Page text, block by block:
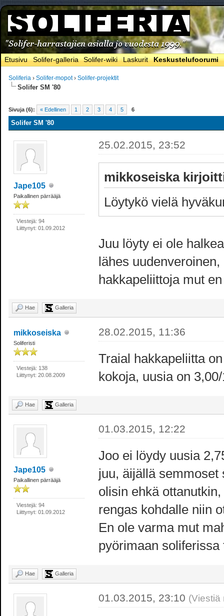
Etusivu Solifer-galleria Solifer-wiki Laskurit Keskustelufoorumi
Soliferia ›Solifer-mopot›Solifer-projektit
Solifer SM '80
Sivuja (6): « Edellinen 1 2 3 4 5 6
Solifer SM '80
Jape105
Paikallinen pärrääjä
Viestejä: 94
Liittynyt: 01.09.2012
25.02.2015, 23:52
mikkoseiska
Löytykö vielä
Juu löyty ei ole
lähes
hakkapeliittoja mut
Hae Galleria
mikkoseiska
Soliferisti
Viestejä: 138
Liittynyt: 20.08.2009
28.02.2015, 11:36
Traial hakkapeliitta
kokoja, uusia on
Hae Galleria
Jape105
Paikallinen pärrääjä
Viestejä: 94
Liittynyt: 01.09.2012
01.03.2015, 12:22
Joo ei löydy uusia
juu, äijällä semmoset
olisin ehkä
rengas kohdalle niin
En ole varma mut
pyörimaan
Hae Galleria
01.03.2015, 23:10 (Viestiä